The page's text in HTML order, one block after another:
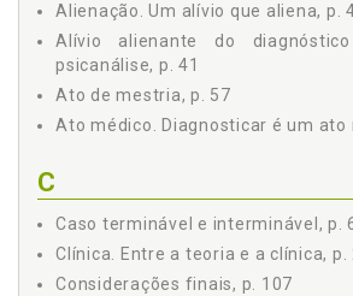
Alienação. Um alívio que aliena, p.
Alívio alienante do
psicanálise, p. 41
Ato de mestria, p. 57
Ato médico. Diagnosticar é um ato
C
Caso terminável e interminável, p.
Clínica. Entre a teoria e a clínica, p.
Considerações finais, p. 107